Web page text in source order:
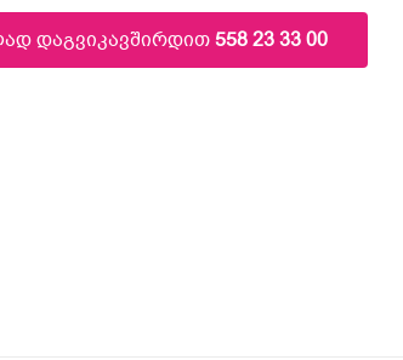
დაგვიკავშირდით558 23 33 00